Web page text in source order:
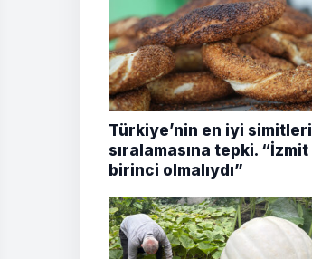
Türkiye’nin en iyi simitleri
sıralamasına tepki. “İzmit
birinci olmalıydı”